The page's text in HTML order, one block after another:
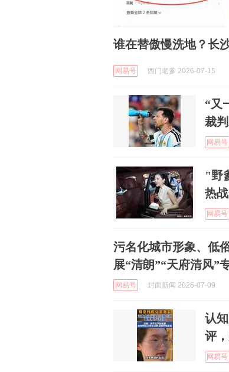
谁在替傲慢洗地？长
网易号 西门老爹 2026-07-15
“又
裁
网易号
"野
热
网易号
污名化城市形象、低
展“清朗”“天府清风”
网易号 封面新闻 2026-07-09
认
评
网易号